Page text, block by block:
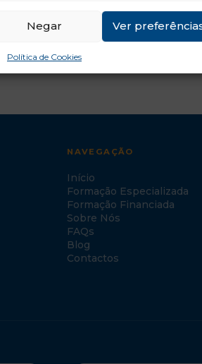
Negar Ver
Política de Cookies
NAVEGAÇÃO
Início
Formação Especializada
Formação Financiada
Sobre Nós
FAQs
Blog
Contactos